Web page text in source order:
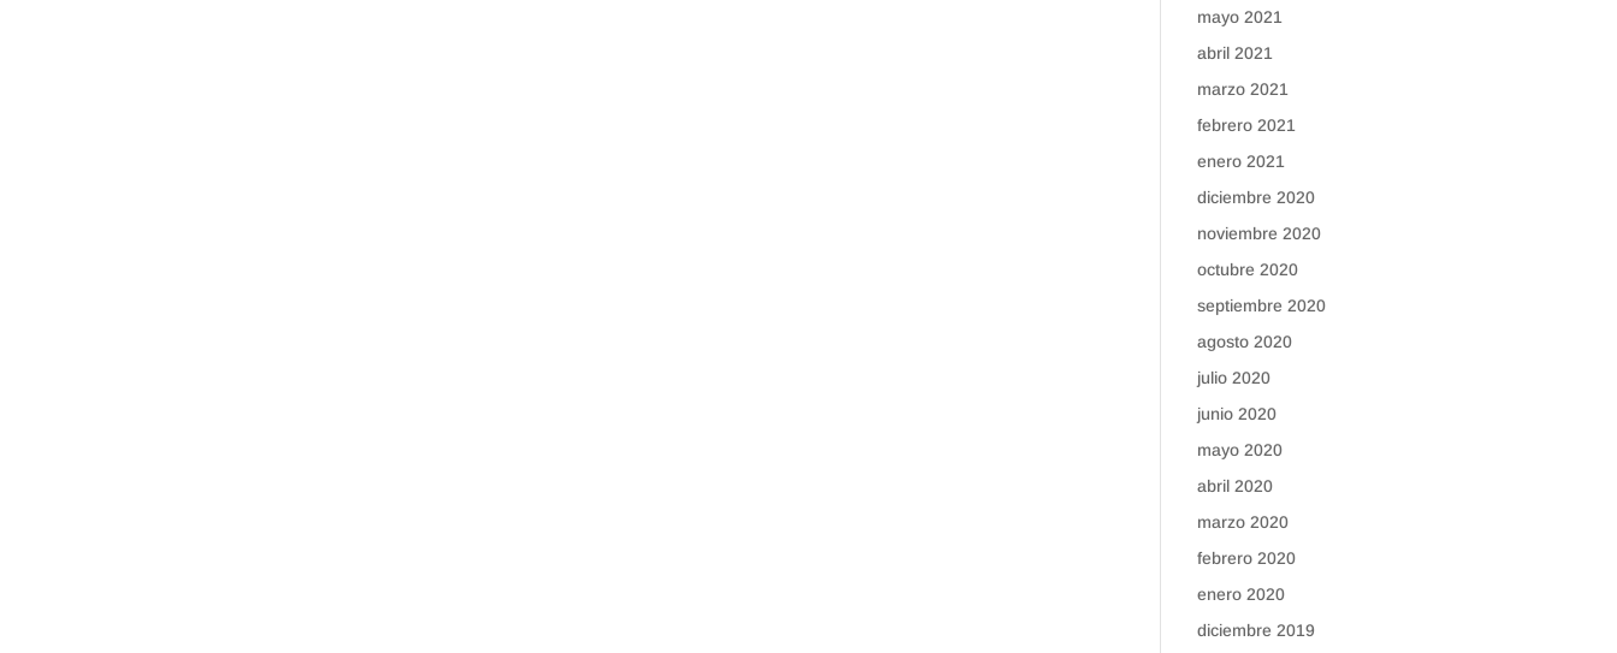
mayo 2021
abril 2021
marzo 2021
febrero 2021
enero 2021
diciembre 2020
noviembre 2020
octubre 2020
septiembre 2020
agosto 2020
julio 2020
junio 2020
mayo 2020
abril 2020
marzo 2020
febrero 2020
enero 2020
diciembre 2019